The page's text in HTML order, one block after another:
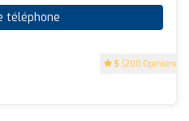
5 (200 Opinions)
téléphone